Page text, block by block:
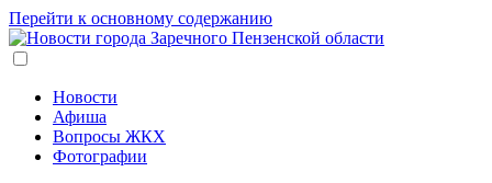
Перейти к основному содержанию
Новости
Афиша
Вопросы ЖКХ
Фотографии